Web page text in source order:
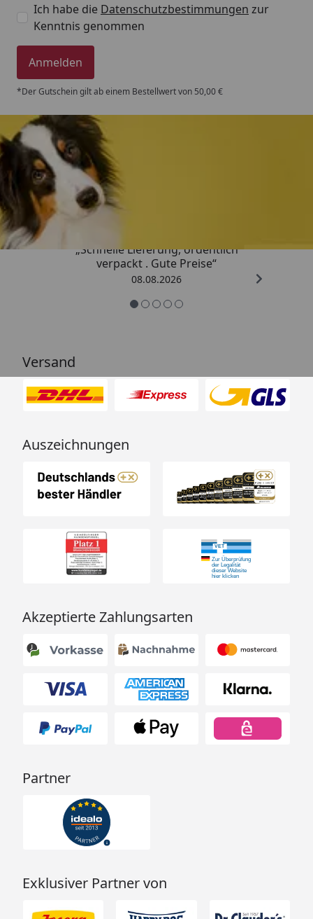
Ich habe die Datenschutzbestimmungen zur
Kenntnis genommen
Anmelden
*Der Gutschein gilt ab einem Bestellwert von 50,00 €
Trusted Shops
„Schnelle Lieferung, ordentlich
verpackt . Gute Preise“
08.08.2026
Versand
Auszeichnungen
Akzeptierte Zahlungsarten
Partner
Exklusiver Partner von